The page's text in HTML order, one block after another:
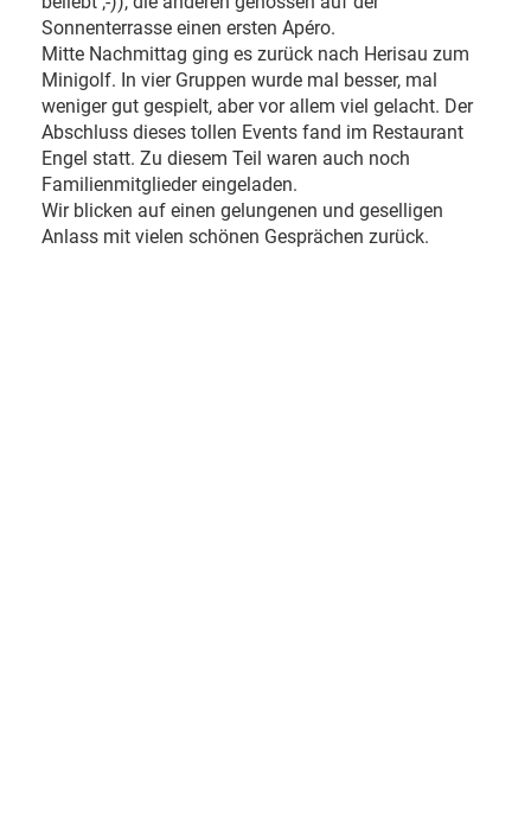
Sonnenterrasse einen ersten Apéro.
Mitte Nachmittag ging es zurück nach Herisau zum
Minigolf. In vier Gruppen wurde mal besser, mal
weniger gut gespielt, aber vor allem viel gelacht. Der
Abschluss dieses tollen Events fand im Restaurant
Engel statt. Zu diesem Teil waren auch noch
Familienmitglieder eingeladen.
Wir blicken auf einen gelungenen und geselligen
Anlass mit vielen schönen Gesprächen zurück.